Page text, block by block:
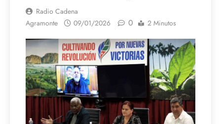
Radio Cadena
Agramonte
09/01/2026 0 2 Minutos